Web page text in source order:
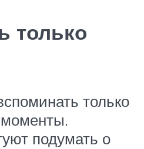
только
только
подумать о